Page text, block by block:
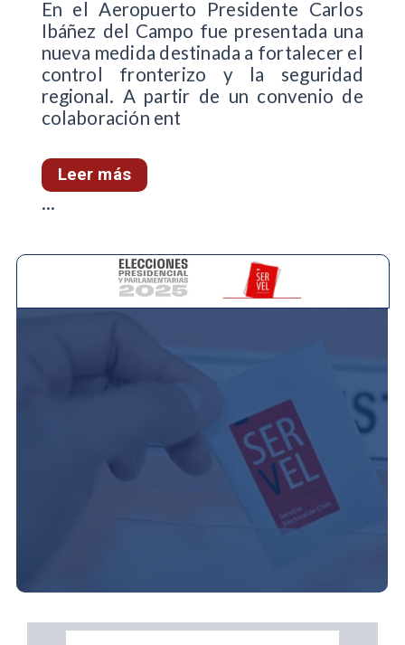
En el Aeropuerto Presidente Carlos
Ibáñez del Campo fue presentada una
nueva medida destinada a fortalecer el
control fronterizo y la seguridad
regional. A partir de un convenio de
colaboración ent
Leer más
...